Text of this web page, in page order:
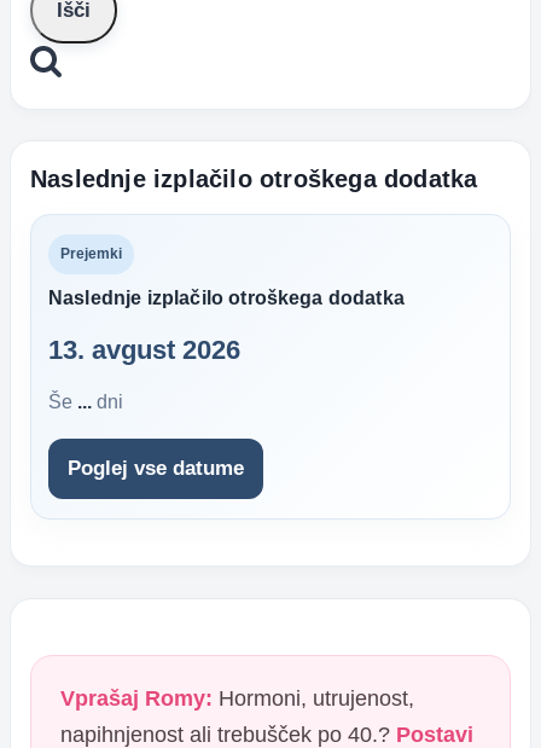
Naslednje izplačilo otroškega dodatka
Prejemki
Naslednje izplačilo otroškega dodatka
13. avgust 2026
Še ... dni
Poglej vse datume
Vprašaj Romy: Hormoni, utrujenost,
napihnjenost ali trebušček po 40.? Postavi